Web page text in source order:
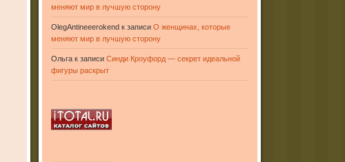
меняют мир в лучшую сторону
OlegAntineeerokend к записиО женщинах, которые
меняют мир в лучшую сторону
Ольга к записиСинди Кроуфорд — секрет идеальной
фигуры раскрыт